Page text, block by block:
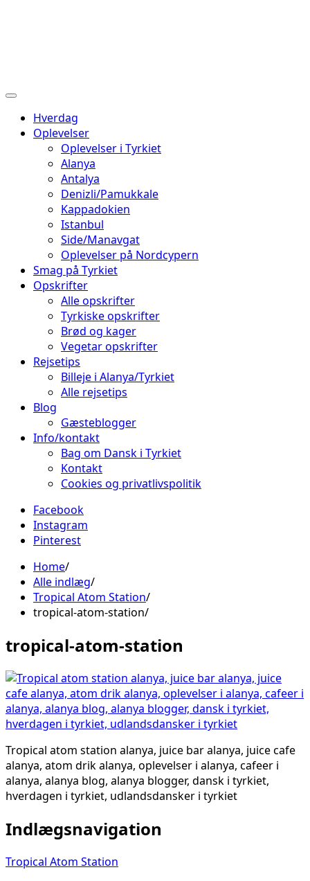
Hverdag
Oplevelser
Oplevelser i Tyrkiet
Alanya
Antalya
Denizli/Pamukkale
Kappadokien
Istanbul
Side/Manavgat
Oplevelser på Nordcypern
Smag på Tyrkiet
Opskrifter
Alle opskrifter
Tyrkiske opskrifter
Brød og kager
Vegetar opskrifter
Rejsetips
Billeje i Alanya/Tyrkiet
Alle rejsetips
Blog
Gæsteblogger
Info/kontakt
Bag om Dansk i Tyrkiet
Kontakt
Cookies og privatlivspolitik
Facebook
Instagram
Pinterest
Home
Alle indlæg
Tropical Atom Station
tropical-atom-station
tropical-atom-station
Tropical atom station alanya, juice bar alanya, juice cafe
alanya, atom drik alanya, oplevelser i alanya, cafeer i
alanya, alanya blog, alanya blogger, dansk i tyrkiet,
hverdagen i tyrkiet, udlandsdansker i tyrkiet
Indlægsnavigation
Tropical Atom Station